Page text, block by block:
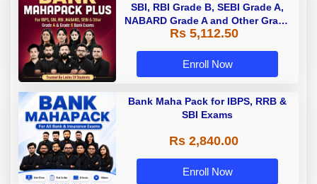
SBI, RBI Grade B, SEBI Grade A,
NABARD Grade A and Other Grade
A & Grade B Bank Exams
Rs 5,112.50
Enroll Now
Bank Maha Pack for IBPS, RRB &
SBI Exams
Rs 2,840.00
Enroll Now